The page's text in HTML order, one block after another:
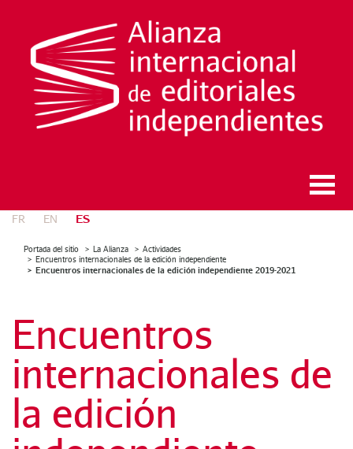
FR EN ES
Portada del sitio La Alianza
Actividades
Encuentros internacionales de la edición independiente
Encuentros internacionales de la edición independiente 2019-2021
Encuentros
internacionales de
la edición